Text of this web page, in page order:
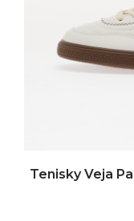
Tenisky Veja